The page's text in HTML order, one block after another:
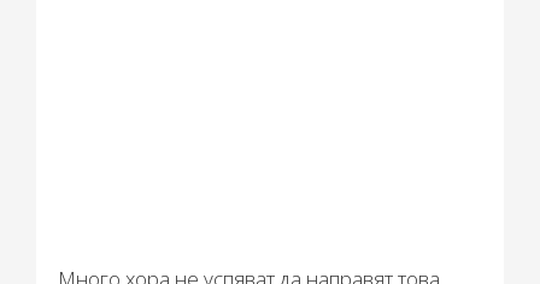
Много хора не успяват да направят това.